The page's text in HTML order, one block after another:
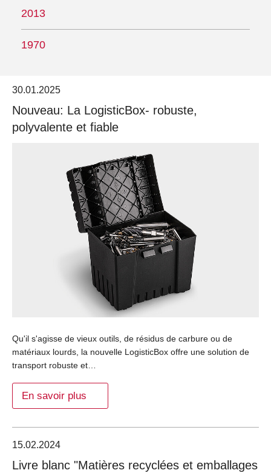
30.01.2025
Nouveau: La LogisticBox- robuste,
polyvalente et fiable
Qu'il s'agisse de vieux outils, de résidus de carbure ou de
matériaux lourds, la nouvelle LogisticBox offre une solution de
transport robuste et…
En savoir plus
15.02.2024
Livre blanc "Matières recyclées et emballages
2013
1970